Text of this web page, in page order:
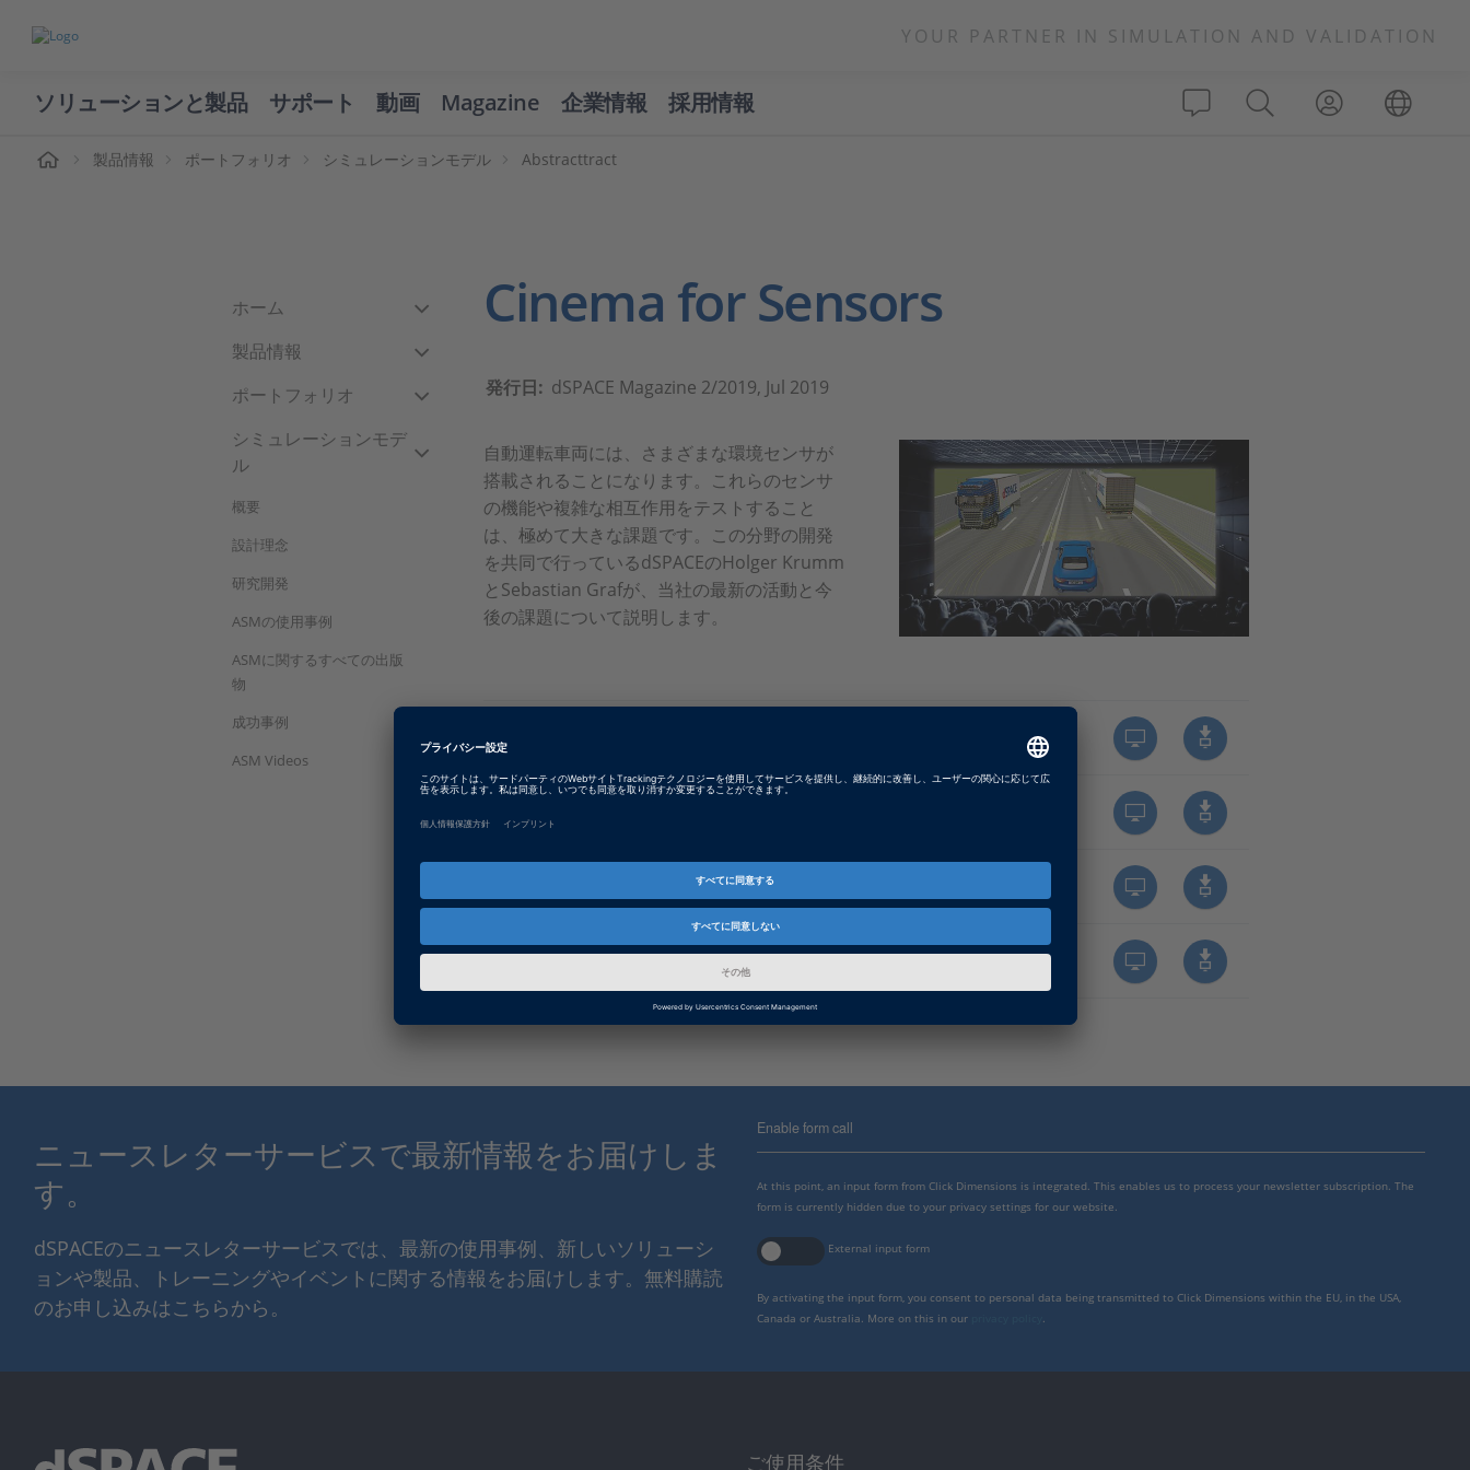
YOUR PARTNER IN SIMULATION AND VALIDATION
ソリューションと製品 サポート 動画 Magazine 企業情報 採用情報
製品情報 ポートフォリオ シミュレーションモデル Abstracttract
ホーム
製品情報
ポートフォリオ
シミュレーションモデ
ル
概要
設計理念
研究開発
ASMの使用事例
ASMに関するすべての出版
物
成功事例
ASM Videos
Cinema for Sensors
発行日: dSPACE Magazine 2/2019, Jul 2019
自動運転車両には、さまざまな環境センサが
搭載されることになります。これらのセンサ
の機能や複雑な相互作用をテストすること
は、極めて大きな課題です。この分野の開発
を共同で行っているdSPACEのHolger Krumm
とSebastian Grafが、当社の最新の活動と今
後の課題について説明します。
ドイツ語: Kino für Sensoren
英語: Cinema for Sensors
PDF, 1995 KB
中国語: Cinema for Sensors
ニュースレターサービスで最新情報をお届けしま
す。
dSPACEのニュースレターサービスでは、最新の使用事例、新しいソリューシ
ョンや製品、トレーニングやイベントに関する情報をお届けします。無料購読
のお申し込みはこちらから。
Enable form call
At this point, an input form from Click Dimensions is integrated. This enables us to process your newsletter subscription. The
form is currently hidden due to your privacy settings for our website.
External input form
By activating the input form, you consent to personal data being transmitted to Click Dimensions within the EU, in the USA,
Canada or Australia. More on this in our
ご使用条件